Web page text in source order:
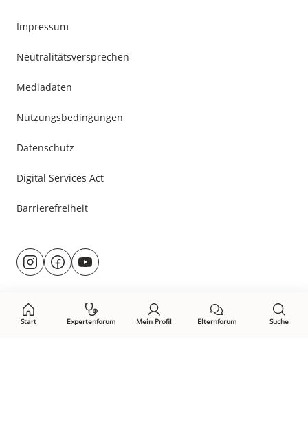
Start Expertenforum Mein Profil Elternforum Suche
Impressum
Neutralitätsversprechen
Mediadaten
Nutzungsbedingungen
Datenschutz
Digital Services Act
Barrierefreiheit
Besuche
uns@rund.ums.baby
facebook.com/rundumsbaby.de
youtube.com/@rundumsbaby_